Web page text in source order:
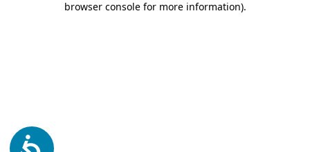
browser console for more information).